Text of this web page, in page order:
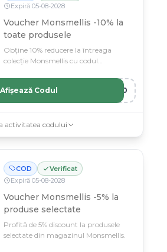
Expiră 05-08-2028
Voucher Monsmellis -10% la
toate produsele
Obține 10% reducere la întreaga
colecție Monsmellis cu codul
O10
Afișează Codul
activitatea codului
COD
Verificat
Expiră 05-08-2028
Voucher Monsmellis -5% la
produse selectate
Profită de 5% discount la produsele
selectate din magazinul Monsmellis.